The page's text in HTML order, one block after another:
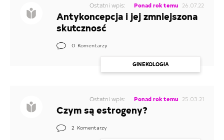
Ostatni wpis: Ponad rok temu 26.07.22
Antykoncepcja i jej zmniejszona
skutcznosć
0 Komentarzy
GINEKOLOGIA
Ostatni wpis: Ponad rok temu 25.03.21
Czym są estrogeny?
2 Komentarzy